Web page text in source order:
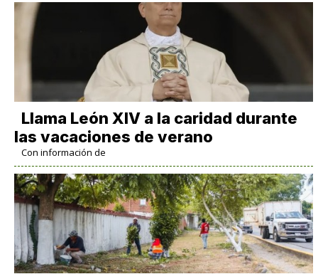
Llama León XIV a la caridad durante
las vacaciones de verano
Con información de